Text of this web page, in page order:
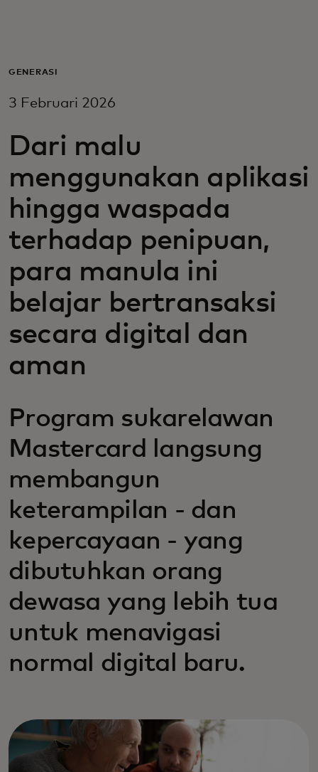
Untuk bisnis
Berita dan tren
GENERASI
3 Februari 2026
Dari malu
menggunakan aplikasi
hingga waspada
terhadap penipuan,
para manula ini
belajar bertransaksi
secara digital dan
aman
Program sukarelawan
Mastercard langsung
membangun
keterampilan - dan
kepercayaan - yang
dibutuhkan orang
dewasa yang lebih tua
untuk menavigasi
normal digital baru.